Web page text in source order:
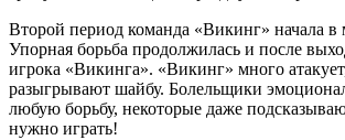
Второй период команда «Викинг» начала в
Упорная борьба продолжилась и после
игрока «Викинга». «Викинг» много
разыгрывают шайбу. Болельщики
любую борьбу, некоторые даже
нужно играть!